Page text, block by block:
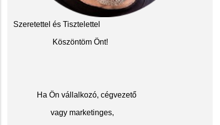
Szeretettel és Tisztelettel
Köszöntöm Önt!
Ha Ön vállalkozó, cégvezető
vagy marketinges,